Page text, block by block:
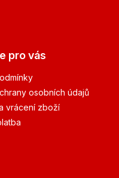
pro vás
osobních údajů
vrácení zboží